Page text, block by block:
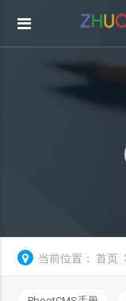
当前位置： 首页